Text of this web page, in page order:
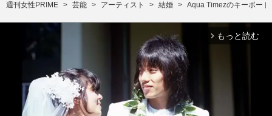
週刊女性PRIME 芸能 アーティスト 結婚 Aqua Timezのキーボー
arrow_forward_ios もっと読む